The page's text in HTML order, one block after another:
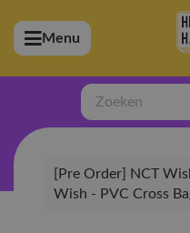
(Artiesten)
(Merchandise)
(Exclusive)
(Winkel)
Menu
Zoeken
[Pre Order] NCT
Wish - PVC Cross